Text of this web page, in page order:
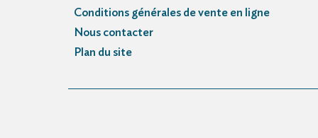
Conditions générales de vente en ligne
Nous contacter
Plan du site